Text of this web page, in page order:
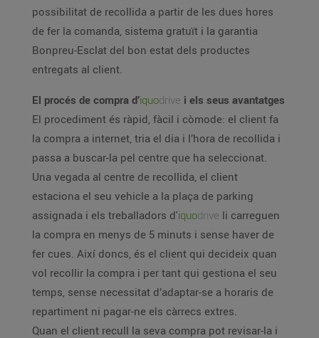
possibilitat de recollida a partir de les dues hores
de fer la comanda, sistema gratuït i la garantia
Bonpreu-Esclat del bon estat dels productes
entregats al client.
El procés de compra d’iquodrive i els seus avantatges
El procediment és ràpid, fàcil i còmode: el client fa
la compra a internet, tria el dia i l’hora de recollida i
passa a buscar-la pel centre que ha seleccionat.
Una vegada al centre de recollida, el client
estaciona el seu vehicle a la plaça de parking
assignada i els treballadors d'iquodrive li carreguen
la compra en menys de 5 minuts i sense haver de
fer cues. Així doncs, és el client qui decideix quan
vol recollir la compra i per tant qui gestiona el seu
temps, sense necessitat d’adaptar-se a horaris de
repartiment ni pagar-ne els càrrecs extres.
Quan el client recull la seva compra pot revisar-la i